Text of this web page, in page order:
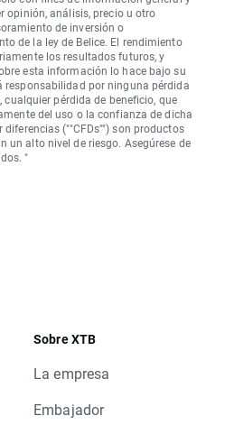
opinión, análisis, precio u otro
de inversión o
de la ley de Belice. El rendimiento
los resultados futuros, y
esta información lo hace bajo su
responsabilidad por ninguna pérdida
pérdida de beneficio, que
del uso o la confianza de dicha
(""CFDs"") son productos
un alto nivel de riesgo. Asegúrese de
"
Sobre XTB
La empresa
Embajador